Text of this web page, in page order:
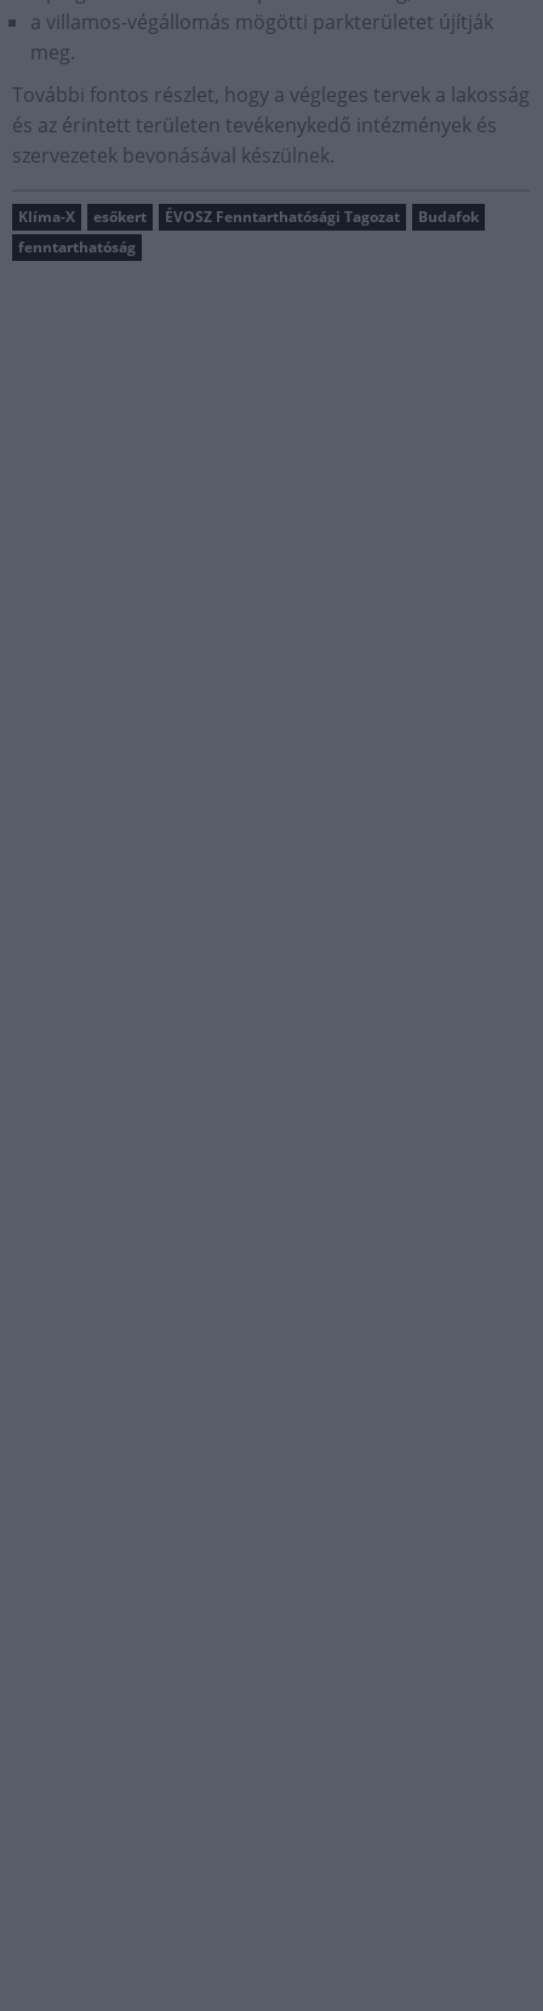
a villamos-végállomás mögötti parkterületet újítják
meg.
További fontos részlet, hogy a végleges tervek a lakosság
és az érintett területen tevékenykedő intézmények és
szervezetek bevonásával készülnek.
Klíma-X esőkert ÉVOSZ Fenntarthatósági Tagozat
Budafok
fenntarthatóság